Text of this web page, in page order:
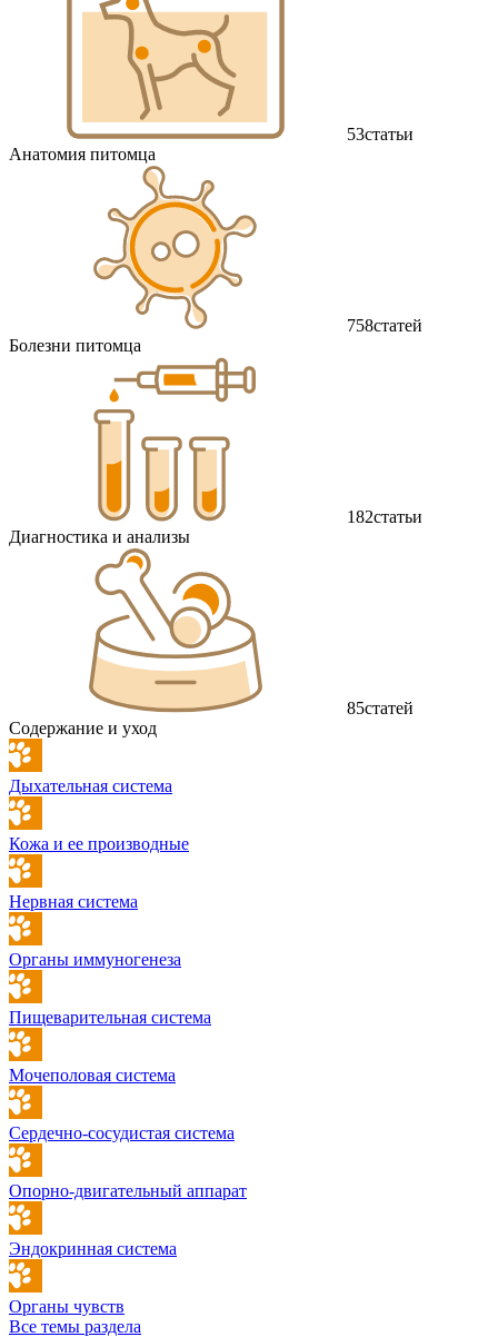
53статьи
Анатомия питомца
758статей
Болезни питомца
182статьи
Диагностика и анализы
85статей
Содержание и уход
Дыхательная система
Кожа и ее производные
Нервная система
Органы иммуногенеза
Пищеварительная система
Мочеполовая система
Сердечно-сосудистая система
Опорно-двигательный аппарат
Эндокринная система
Органы чувств
Все темы раздела